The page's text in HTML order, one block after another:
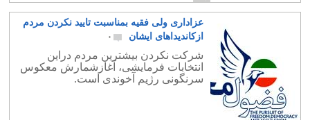
عزاداری ولی فقیه بمناسبت تایید نکردن مردم
ازکاندیداهای ایشان
۰
شرکت نکردن بیشترین مردم دراین
انتخابات فرمایشی، آغازشمارش معکوس
سرنگونی رژیم آخوندی است.